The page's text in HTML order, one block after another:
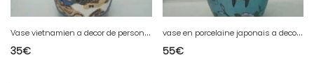
V
ase vietnamien a decor de personnages multicouleur en bon etat
35€
v
ase en porcelaine japonais a decor floral et doiseaux en bon etat
55€